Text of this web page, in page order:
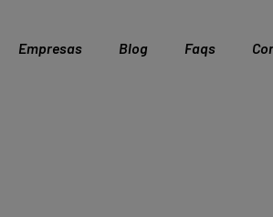
Empresas Blog Faqs